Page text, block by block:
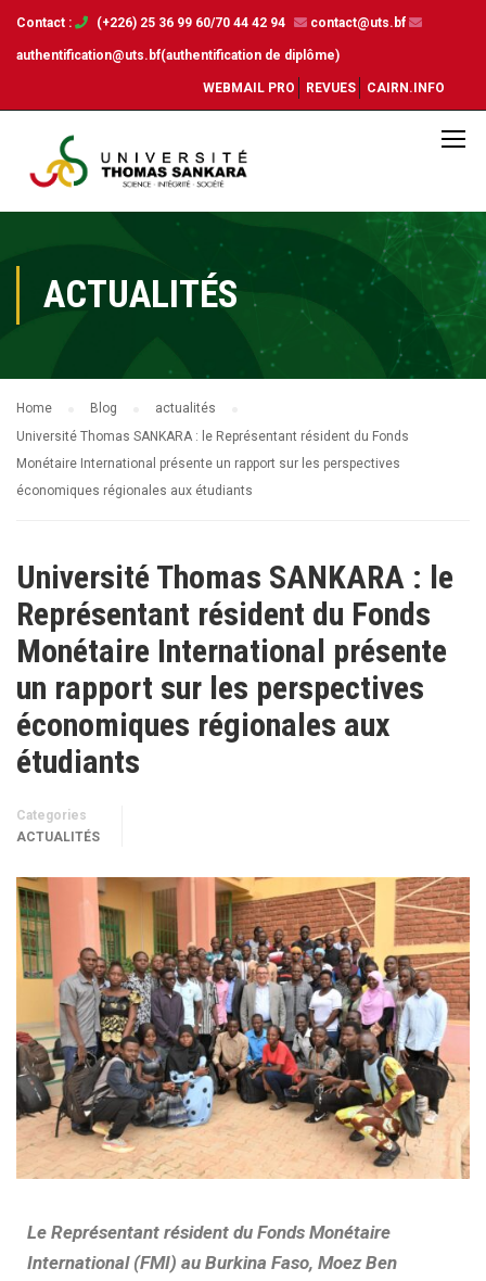
Contact : (+226) 25 36 99 60/70 44 42 94 contact@uts.bf
authentification@uts.bf(authentification de diplôme)
WEBMAIL PRO REVUES CAIRN.INFO
ACTUALITÉS
Home Blog
actualités
Université Thomas SANKARA : le Représentant résident du Fonds
Monétaire International présente un rapport sur les perspectives
économiques régionales aux étudiants
Université Thomas SANKARA : le
Représentant résident du Fonds
Monétaire International présente
un rapport sur les perspectives
économiques régionales aux
étudiants
Categories
ACTUALITÉS
Le Représentant résident du Fonds Monétaire
International (FMI) au Burkina Faso, Moez Ben